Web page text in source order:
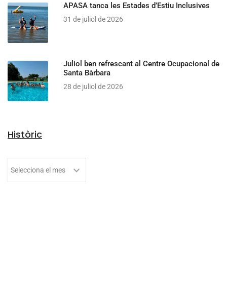
APASA tanca les Estades d’Estiu Inclusives
31 de juliol de 2026
Juliol ben refrescant al Centre Ocupacional de
Santa Bàrbara
28 de juliol de 2026
Històric